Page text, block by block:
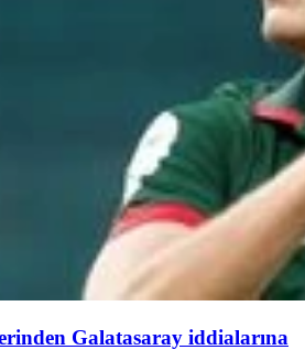
Galatasaray iddialarına